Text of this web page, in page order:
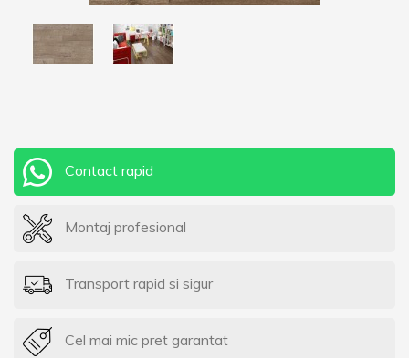
Contact rapid
Montaj profesional
Transport rapid si sigur
Cel mai mic pret garantat